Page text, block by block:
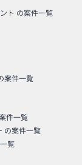
ト の案件一覧
案件一覧
件一覧
の案件一覧
覧